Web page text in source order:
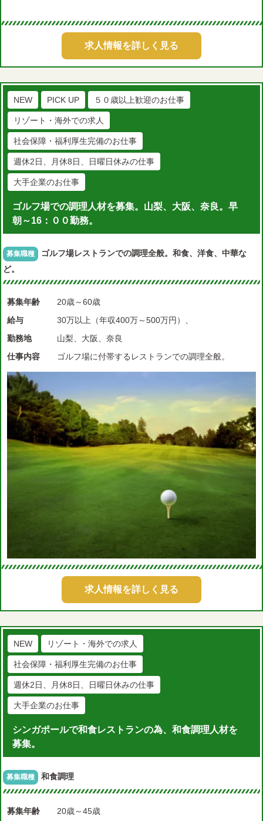
求人情報を詳しく見る
NEW PICK UP ５０歳以上歓迎のお仕事
リゾート・海外での求人
社会保障・福利厚生完備のお仕事
週休2日、月休8日、日曜日休みの仕事
大手企業のお仕事
ゴルフ場での調理人材を募集。山梨、大阪、奈良。早
朝～16：００勤務。
募集職種
ゴルフ場レストランでの調理全般。和食、洋食、中華な
ど。
募集年齢
20歳～60歳
給与
30万以上（年収400万～500万円）、
勤務地
山梨、大阪、奈良
仕事内容
ゴルフ場に付帯するレストランでの調理全般。
求人情報を詳しく見る
NEW リゾート・海外での求人
社会保障・福利厚生完備のお仕事
週休2日、月休8日、日曜日休みの仕事
大手企業のお仕事
シンガポールで和食レストランの為、和食調理人材を
募集。
募集職種 和食調理
募集年齢 20歳～45歳